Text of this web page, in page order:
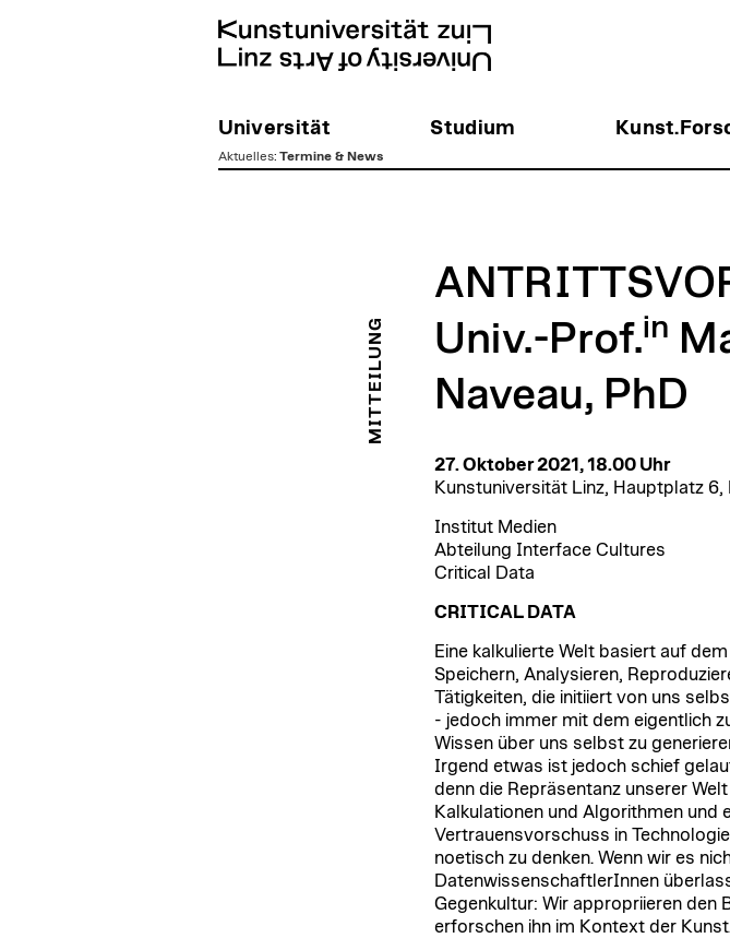
Universität Studium
Aktuelles: Termine & News
MITTEILUNG
Univ.-Prof.in
Naveau, PhD
27. Oktober 2021, 18.00 Uhr
Kunstuniversität Linz, Hauptplatz 6,
Institut Medien
Abteilung Interface Cultures
Critical Data
CRITICAL DATA
Eine kalkulierte Welt basiert auf
Speichern, Analysieren,
Tätigkeiten, die initiiert von uns
- jedoch immer mit dem eigentlich
Wissen über uns selbst zu
Irgend etwas ist jedoch schief
denn die Repräsentanz unserer
Kalkulationen und Algorithmen und
Vertrauensvorschuss in
noetisch zu denken. Wenn wir es
DatenwissenschaftlerInnen
Gegenkultur: Wir appropriieren den
erforschen ihn im Kontext der